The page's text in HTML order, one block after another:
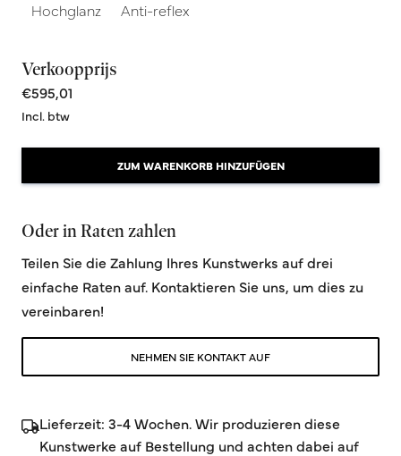
Hochglanz Anti-reflex
Verkoopprijs
€595,01
Incl. btw
ZUM WARENKORB HINZUFÜGEN
Oder in Raten zahlen
Teilen Sie die Zahlung Ihres Kunstwerks auf drei
einfache Raten auf. Kontaktieren Sie uns, um dies zu
vereinbaren!
NEHMEN SIE KONTAKT AUF
Lieferzeit: 3-4 Wochen. Wir produzieren diese
Kunstwerke auf Bestellung und achten dabei auf